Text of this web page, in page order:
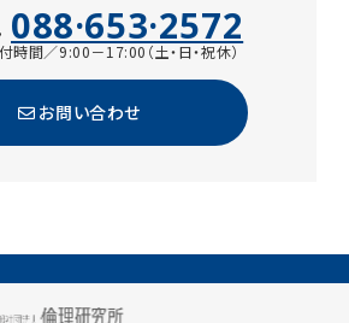
088·653·2572
時間／9:00－17:00（土・日・祝休）
お問い合わせ